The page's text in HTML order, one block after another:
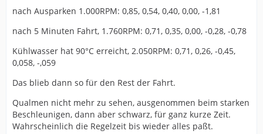
nach Ausparken 1.000RPM: 0,85, 0,54, 0,40, 0,00, -1,81
nach 5 Minuten Fahrt, 1.760RPM: 0,71, 0,35, 0,00, -0,28, -0,78
Kühlwasser hat 90°C erreicht, 2.050RPM: 0,71, 0,26, -0,45,
0,058, -,059
Das blieb dann so für den Rest der Fahrt.
Qualmen nicht mehr zu sehen, ausgenommen beim starken
Beschleunigen, dann aber schwarz, für ganz kurze Zeit.
Wahrscheinlich die Regelzeit bis wieder alles paßt.